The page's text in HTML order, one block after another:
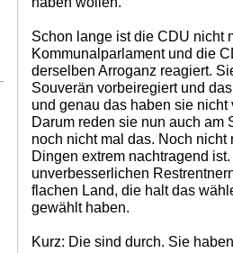
Schon lange ist die CDU nicht
Kommunalparlament und die
derselben Arroganz reagiert.
Souverän vorbeiregiert und
und genau das haben sie nicht
Darum reden sie nun auch am
noch nicht mal das. Noch
Dingen extrem nachtragend
unverbesserlichen
flachen Land, die halt das
gewählt haben.
Kurz: Die sind durch. Sie